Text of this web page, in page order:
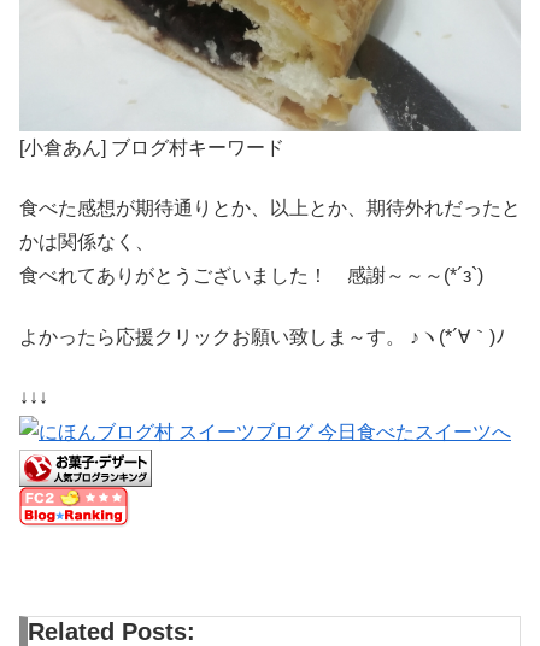
[小倉あん] ブログ村キーワード
食べた感想が期待通りとか、以上とか、期待外れだったと
かは関係なく、
食べれてありがとうございました！ 感謝～～～(*´з`)
よかったら応援クリックお願い致しま～す。 ♪ヽ(*´∀｀)ﾉ
↓↓↓
Related Posts: